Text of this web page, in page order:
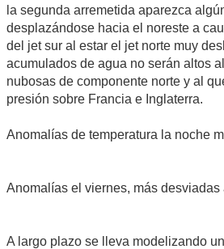
la segunda arremetida aparezca
desplazándose hacia el noreste a
del jet sur al estar el jet norte muy
acumulados de agua no serán altos
nubosas de componente norte y al
presión sobre Francia e Inglaterra.
Anomalías de temperatura la noche
Anomalías el viernes, más desviadas
A largo plazo se lleva modelizando